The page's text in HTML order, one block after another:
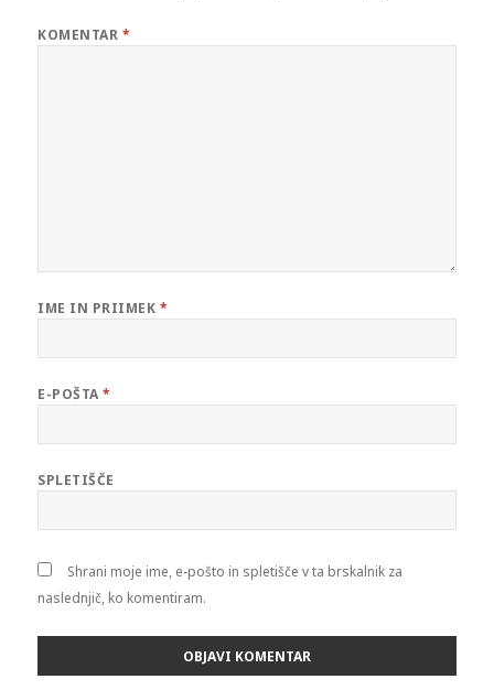
KOMENTAR *
IME IN PRIIMEK *
E-POŠTA*
SPLETIŠČE
Shrani moje ime, e-pošto in spletišče v ta brskalnik za
naslednjič, ko komentiram.